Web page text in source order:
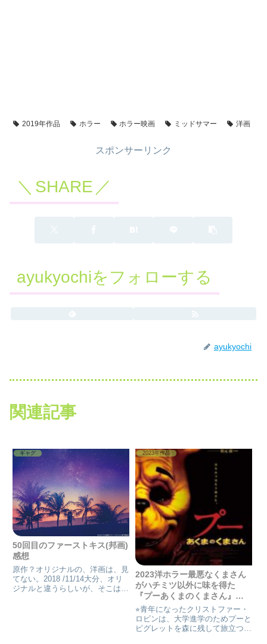
2019年作品 ホラー ホラー映画 ミッドサマー 洋画
スポンサーリンク
SHARE
ayukyochiをフォローする
ayukyochi
関連記事
ギャグ
50回目のファーストキス(邦画)
感想
原作？オリジナルの、洋画は、見
てない。2018 /11/14大分、オリ
ジナルと違うらしいが、そこは、
2023年作品
2023洋ホラー最悪なくまさん
がハチミツ以外に味を得た
『プーあくまのくまさん』感
想
⭐︎青年になったクリストファー・
ロビンは、大学進学のためプーと
ピグレットを森に残して旅立つ。